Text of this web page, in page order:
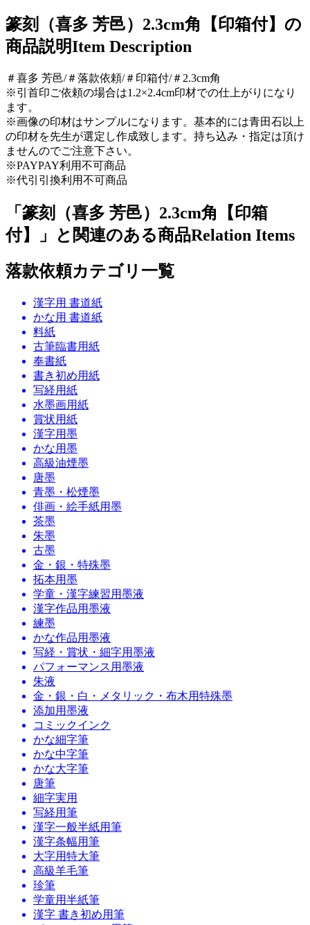
篆刻（喜多 芳邑）2.3cm角【印箱付】の
商品説明Item Description
＃喜多 芳邑/＃落款依頼/＃印箱付/＃2.3cm角
※引首印ご依頼の場合は1.2×2.4cm印材での仕上がりになり
ます。
※画像の印材はサンプルになります。基本的には青田石以上
の印材を先生が選定し作成致します。持ち込み・指定は頂け
ませんのでご注意下さい。
※PAYPAY利用不可商品
※代引引換利用不可商品
「篆刻（喜多 芳邑）2.3cm角【印箱
付】」と関連のある商品Relation Items
落款依頼カテゴリ一覧
漢字用 書道紙
かな用 書道紙
料紙
古筆臨書用紙
奉書紙
書き初め用紙
写経用紙
水墨画用紙
賞状用紙
漢字用墨
かな用墨
高級油煙墨
唐墨
青墨・松煙墨
俳画・絵手紙用墨
茶墨
朱墨
古墨
金・銀・特殊墨
拓本用墨
学童・漢字練習用墨液
漢字作品用墨液
練墨
かな作品用墨液
写経・賞状・細字用墨液
パフォーマンス用墨液
朱液
金・銀・白・メタリック・布木用特殊墨
添加用墨液
コミックインク
かな細字筆
かな中字筆
かな大字筆
唐筆
細字実用
写経用筆
漢字一般半紙用筆
漢字条幅用筆
大字用特大筆
高級羊毛筆
珍筆
学童用半紙筆
漢字 書き初め用筆